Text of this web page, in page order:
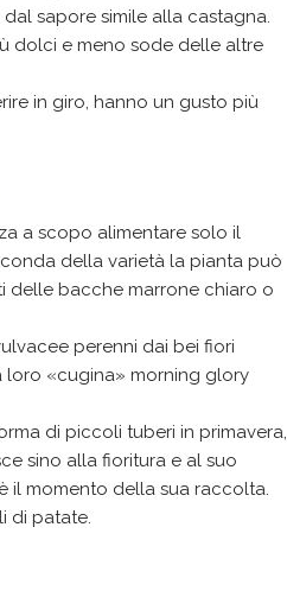
dal sapore simile alla castagna.
dolci e meno sode delle altre
in giro, hanno un gusto più
a scopo alimentare solo il
della varietà la pianta può
delle bacche marrone chiaro o
perenni dai bei fiori
loro «cugina» morning glory
di piccoli tuberi in primavera,
sino alla fioritura e al suo
il momento della sua raccolta.
di patate.